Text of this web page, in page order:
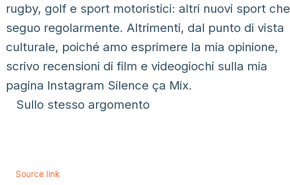
rugby, golf e sport motoristici: altri nuovi sport che
seguo regolarmente. Altrimenti, dal punto di vista
culturale, poiché amo esprimere la mia opinione,
scrivo recensioni di film e videogiochi sulla mia
pagina Instagram Silence ça Mix.
Sullo stesso argomento
Source link